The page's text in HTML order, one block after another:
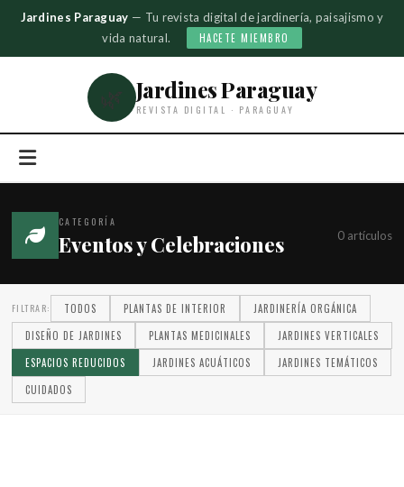
Jardines Paraguay — Tu revista digital de jardinería, paisajismo y
vida natural.
HACETE MIEMBRO
🌿 Jardines Paraguay
REVISTA DIGITAL · PARAGUAY
CATEGORÍA
Eventos y Celebraciones 0 artículos
FILTRAR: TODOS PLANTAS DE INTERIOR
JARDINERÍA ORGÁNICA
DISEÑO DE JARDINES
PLANTAS MEDICINALES
JARDINES VERTICALES
ESPACIOS REDUCIDOS
JARDINES ACUÁTICOS
JARDINES TEMÁTICOS
CUIDADOS